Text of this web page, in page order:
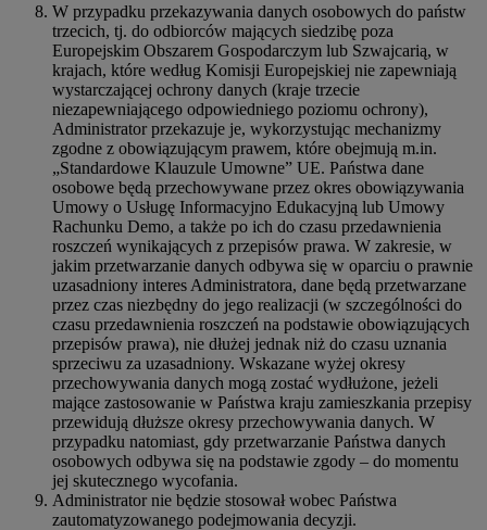
W przypadku przekazywania danych osobowych do państw
trzecich, tj. do odbiorców mających siedzibę poza
Europejskim Obszarem Gospodarczym lub Szwajcarią, w
krajach, które według Komisji Europejskiej nie zapewniają
wystarczającej ochrony danych (kraje trzecie
niezapewniającego odpowiedniego poziomu ochrony),
Administrator przekazuje je, wykorzystując mechanizmy
zgodne z obowiązującym prawem, które obejmują m.in.
„Standardowe Klauzule Umowne” UE. Państwa dane
osobowe będą przechowywane przez okres obowiązywania
Umowy o Usługę Informacyjno Edukacyjną lub Umowy
Rachunku Demo, a także po ich do czasu przedawnienia
roszczeń wynikających z przepisów prawa. W zakresie, w
jakim przetwarzanie danych odbywa się w oparciu o prawnie
uzasadniony interes Administratora, dane będą przetwarzane
przez czas niezbędny do jego realizacji (w szczególności do
czasu przedawnienia roszczeń na podstawie obowiązujących
przepisów prawa), nie dłużej jednak niż do czasu uznania
sprzeciwu za uzasadniony. Wskazane wyżej okresy
przechowywania danych mogą zostać wydłużone, jeżeli
mające zastosowanie w Państwa kraju zamieszkania przepisy
przewidują dłuższe okresy przechowywania danych. W
przypadku natomiast, gdy przetwarzanie Państwa danych
osobowych odbywa się na podstawie zgody – do momentu
jej skutecznego wycofania.
Administrator nie będzie stosował wobec Państwa
zautomatyzowanego podejmowania decyzji.